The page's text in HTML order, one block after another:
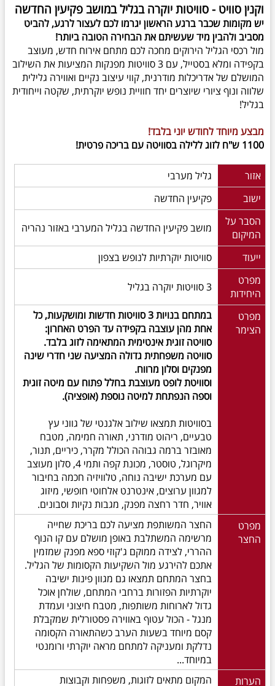
וקנין סוויט - סוויטות יוקרה בגליל במושב פקיעין החדשה
יש מקומות שכבר ברגע הראשון יגרמו לכם לעצור לרגע, להביט
מסביב ולהבין מיד שעשיתם את הבחירה הטובה ביותר!
מול רכסי הגליל הירוקים מחכה לכם מתחם אירוח חדש, מעוצב
בקפידה ומלא בסטייל, עם 3 סוויטות מפנקות המציעות את השילוב
המושלם של אדריכלות מודרנית, קווי עיצוב נקיים ואווירה גלילית
שלווה ונוף ציורי שיוצרים יחד חוויית נופש יוקרתית, שקטה וייחודית
בגליל!
מבצע מיוחד לחודש יוני בלבד!
1100 ש"ח לזוג ללילה בסוויטה עם בריכה פרטית!
אזור
גליל מערבי
ישוב
פקיעין החדשה
הסבר על
המיקום
מושב פקיעין החדשה בגליל המערבי באזור נהריה
ייעוד
סוויטות יוקרתיות לנופש בצפון
מפרט
היחידות
3 סוויטות יוקרה בגליל
מפרט
הצימר
במתחם בנויות 3 סוויטות חדשות ומושקעות, כל
אחת מהן עוצבה בקפידה עד הפרט האחרון:
סוויטה זוגית אינטימית המתאימה לזוג בלבד.
סוויטה משפחתית גדולה המציעה שני חדרי שינה
מפנקים וסלון מרווח.
וסוויטת לופט מעוצבת בחלל פתוח עם מיטה זוגית
וספה הנפתחת למיטה נוספת (אופציה).
בסוויטות תמצאו שילוב אלגנטי של גווני עץ
טבעיים, ריהוט מודרני, תאורה חמימה, מטבח
מאובזר ברמה גבוהה הכולל מקרר, כיריים, תנור,
מיקרוגל, טוסטר, מכונת קפה ותמי 4, סלון מעוצב
עם מערכת ישיבה נוחה, טלוויזיה חכמה בחיבור
למגוון ערוצים, אינטרנט אלחוטי חופשי, מיזוג
אוויר, חדר רחצה מפנק, מגבות נקיות וסבונים.
מפרט
החצר
החצר המשותפת מציעה לכם בריכת שחייה
מרשימה המשתלבת באופן מושלם עם קו הנוף
ההררי, לצידה ממוקם ג'קוזי ספא מפנק שמזמין
אתכם להירגע מול השקיעות הקסומות של הגליל.
בחצר המתחם תמצאו גם מגוון פינות ישיבה
יוקרתיות הפזורות ברחבי המתחם, שולחן אוכל
גדול לארוחות משותפות, מטבח חיצוני ועמדת
מנגל - הכול עטוף באווירה פסטורלית שמקבלת
קסם מיוחד בשעות הערב כשהתאורה הקסומה
נדלקת ומעניקה למתחם מראה יוקרתי ורומנטי
במיוחד...
הערות
המקום מתאים לזוגות, משפחות וקבוצות